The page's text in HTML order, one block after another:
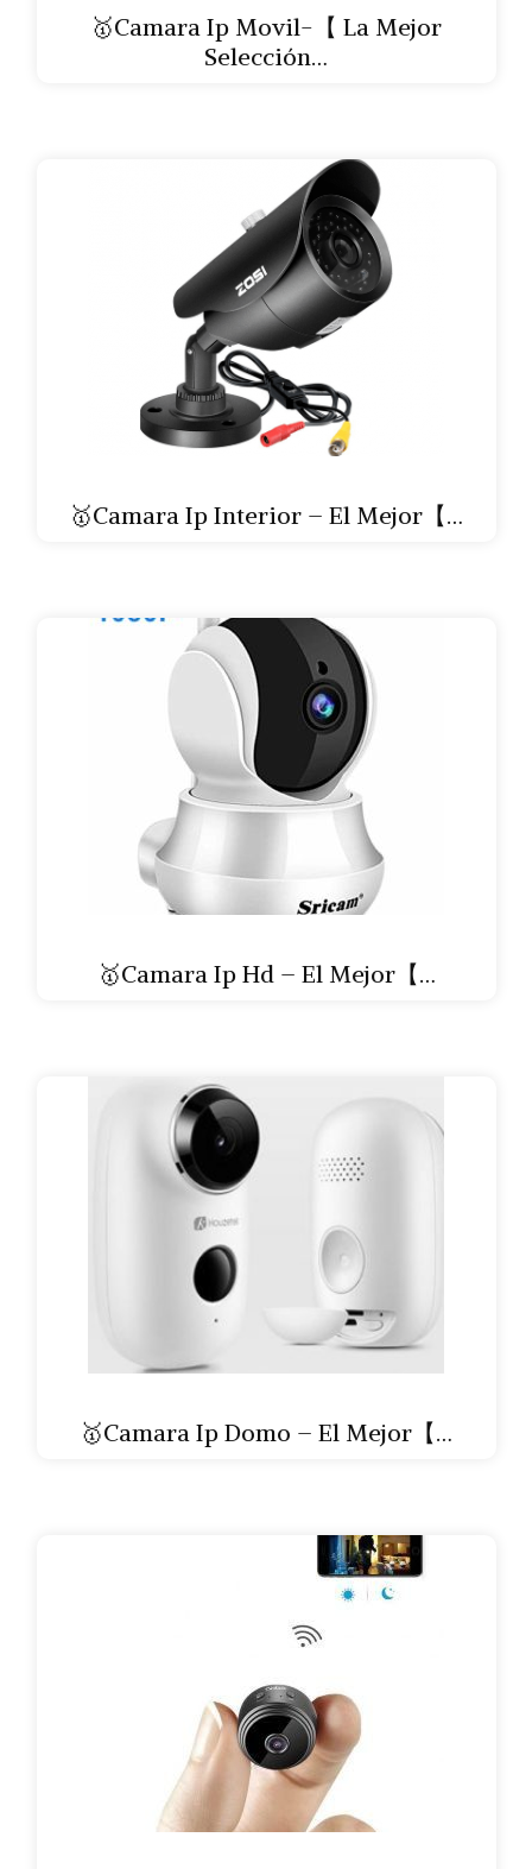
🥇Camara Ip Movil-【 La Mejor
Selección…
🥇Camara Ip Interior – El Mejor【…
🥇Camara Ip Hd – El Mejor【…
🥇Camara Ip Domo – El Mejor【…